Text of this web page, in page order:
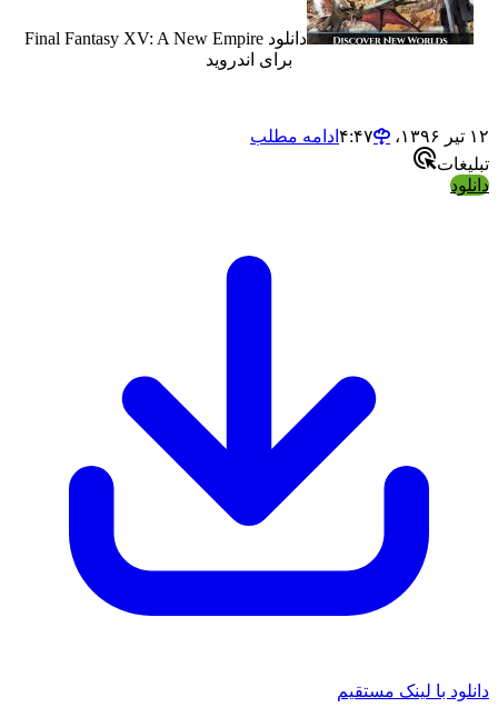
دانلود Final Fantasy XV: A New Empire
برای اندروید
ادامه مطلب
با لینک مستقیم